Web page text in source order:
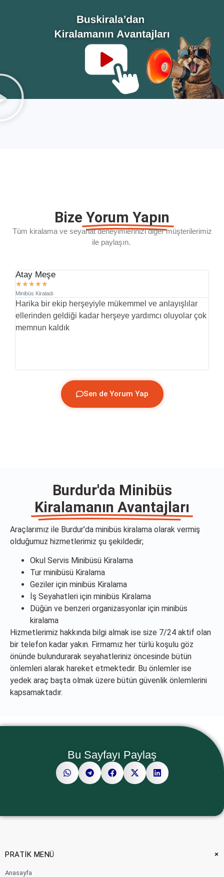
Bize Yorum Yapın
Tüm kiralama ve seyahat deneyimlerinizi diğer müşterilerimiz
ile paylaşın.
Atay Meşe
★★★★★
Minibüs Kiraladı
Harika bir ekip herşeyiyle mükemmel ve anlayışlılar
ellerinden geldiği kadar herşeye yardımcı oluyolar çok
memnun kaldık
Sen de Yorum Yap
Burdur'da Minibüs
Kiralamanın Avantajları
Araçlarımız ile Burdur’da minibüs kiralama olarak vermiş
olduğumuz hizmetlerimiz şu şekildedir;
Okul Servis Minibüsü Kiralama
Tur minibüsü Kiralama
Geziler için minibüs Kiralama
İş Seyahatleri için minibüs Kiralama
Düğün ve benzeri organizasyonlar için minibüs
kiralama
Hizmetlerimiz hakkında bilgi almak ise size 7/24 aktif olan
bir telefon kadar yakın. Firmamız her türlü koşulu göz
önünde bulundurarak seyahatleriniz öncesinde bütün
önlemleri alarak hareket etmektedir. Bu önlemler ise
yedek araç başta olmak üzere bütün güvenlik önlemlerini
kapsamaktadır.
Bu Sayfayı Paylaş
PRATİK MENÜ +
Anasayfa